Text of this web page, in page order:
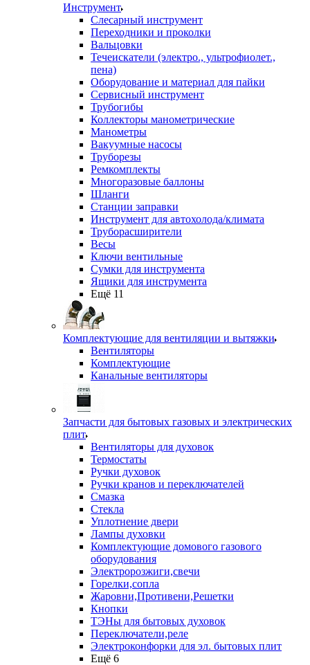
Инструмент
Слесарный инструмент
Переходники и проколки
Вальцовки
Течеискатели (электро., ультрофиолет.,
пена)
Оборудование и материал для пайки
Сервисный инструмент
Трубогибы
Коллекторы манометрические
Манометры
Вакуумные насосы
Труборезы
Ремкомплекты
Многоразовые баллоны
Шланги
Станции заправки
Инструмент для автохолода/климата
Труборасширители
Весы
Ключи вентильные
Сумки для инструмента
Ящики для инструмента
Ещё 11
Комплектующие для вентиляции и вытяжки
Вентиляторы
Комплектующие
Канальные вентиляторы
Запчасти для бытовых газовых и электрических
плит
Вентиляторы для духовок
Термостаты
Ручки духовок
Ручки кранов и переключателей
Смазка
Стекла
Уплотнение двери
Лампы духовки
Комплектующие домового газового
оборудования
Электророзжиги,свечи
Горелки,сопла
Жаровни,Противени,Решетки
Кнопки
ТЭНы для бытовых духовок
Переключатели,реле
Электроконфорки для эл. бытовых плит
Ещё 6